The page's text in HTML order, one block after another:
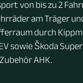
von bis zu 2
am Träger
durch
sowie Škoda
AHK.